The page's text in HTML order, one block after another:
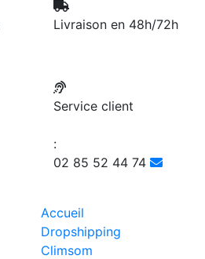
Livraison en 48h/72h
Service client
:
02 85 52 44 74
Accueil
Dropshipping
Climsom